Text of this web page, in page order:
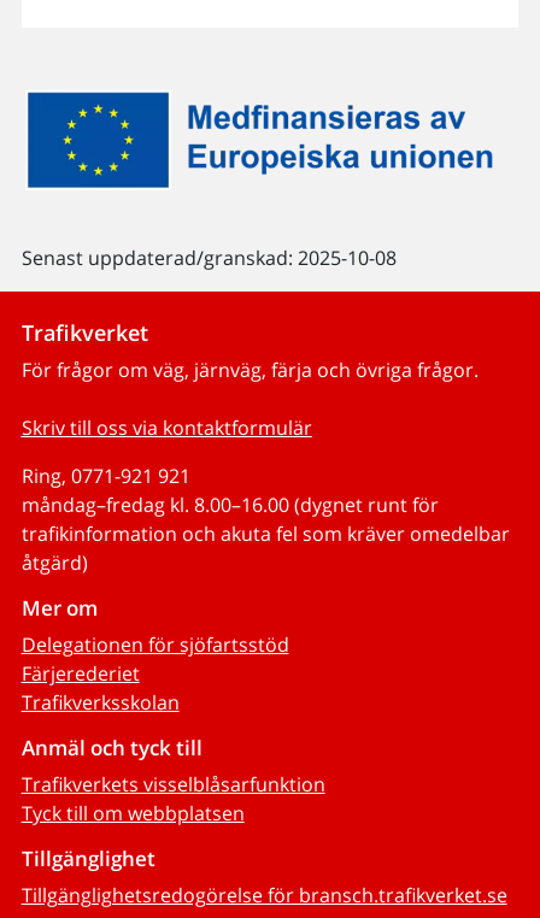
Senast uppdaterad/granskad: 2025-10-08
Trafikverket
För frågor om väg, järnväg, färja och övriga frågor.
Skriv till oss via kontaktformulär
Ring, 0771-921 921
måndag–fredag kl. 8.00–16.00 (dygnet runt för
trafikinformation och akuta fel som kräver omedelbar
åtgärd)
Mer om
Delegationen för sjöfartsstöd
Färjerederiet
Trafikverksskolan
Anmäl och tyck till
Trafikverkets visselblåsarfunktion
Tyck till om webbplatsen
Tillgänglighet
Tillgänglighetsredogörelse för bransch.trafikverket.se